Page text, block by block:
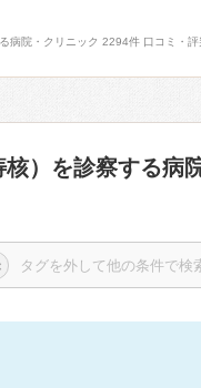
病院・クリニック 2294件 口コミ・評
）を診察する病